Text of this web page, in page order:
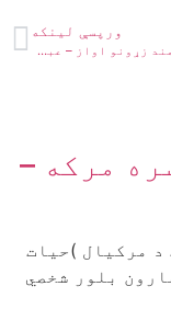
ورپسې لينکه
سائل د درد مند زړونو اواز – عبدالحمید زاهد
مرکه –
مرکیال )حیات
بلور شخصي